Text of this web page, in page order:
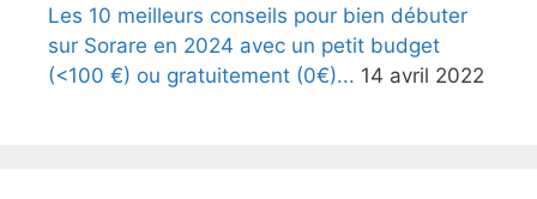
Les 10 meilleurs conseils pour bien débuter
sur Sorare en 2024 avec un petit budget
(<100 €) ou gratuitement (0€)... 14 avril 2022